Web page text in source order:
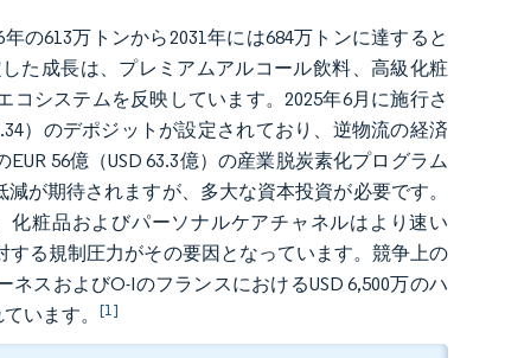
の613万トンから2031年には684万トンに達すると
た成長は、プレミアムアルコール飲料、高級化粧
システムを反映しています。2025年6月に施行さ
）のデポジットが設定されており、逆物流の経済
56億（USD 63.3億）の産業脱炭素化プログラム
が期待されますが、多大な資本投資が必要です。
化粧品およびパーソナルケアチャネルはより速い
する規制圧力がその要因となっています。競争上の
スおよびO-IのフランスにおけるUSD 6,500万のハ
います。[1]